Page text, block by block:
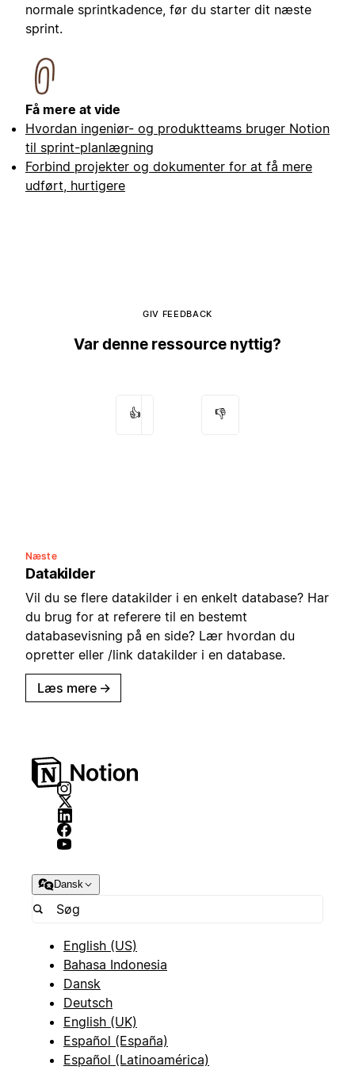
normale sprintkadence, før du starter dit næste
sprint.
Få mere at vide
Hvordan ingeniør- og produktteams bruger Notion
til sprint-planlægning
Forbind projekter og dokumenter for at få mere
udført, hurtigere
GIV FEEDBACK
Var denne ressource nyttig?
👍 👎
Næste
Datakilder
Vil du se flere datakilder i en enkelt database? Har
du brug for at referere til en bestemt
databasevisning på en side? Lær hvordan du
opretter eller /link datakilder i en database.
Læs mere →
Dansk
English (US)
Bahasa Indonesia
Dansk
Deutsch
English (UK)
Español (España)
Español (Latinoamérica)